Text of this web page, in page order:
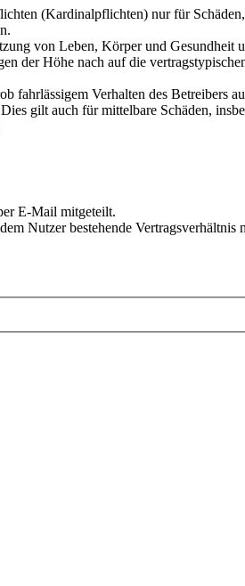
(Kardinalpflichten) nur für
von Leben, Körper und Gesundheit
der Höhe nach auf die
fahrlässigem Verhalten des Betreibers
gilt auch für mittelbare Schäden,
E-Mail mitgeteilt.
Nutzer bestehende